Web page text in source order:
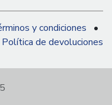
y condiciones
•
Política de devoluciones